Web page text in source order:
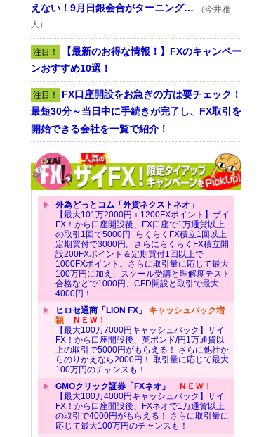
えない！9月日銀会合がターニング…
（今井雅
人）
注目！ 【最新のお得な情報！】FXのキャンペー
ンおすすめ10選！
注目！ FX口座開設をお急ぎの方は要チェック！
最短30分～当日中に手続きが完了し、FX取引を
開始できる会社を一覧で紹介！
外為どっとコム「外貨ネクストネオ」
【最大101万2000円＋1200FXポイント】ザイ
FX！から口座開設後、FX口座で1万通貨以上
の取引1回で5000円+らくらくFX積立1回以上
定期買付で3000円。さらにらくらくFX積立開
設200FXポイント＆定期買付1回以上で
1000FXポイント。さらに取引量に応じて最大
100万円に加え、スクール受講と理解度テスト
合格などで1000円、CFD開設と取引で最大
4000円！
ヒロセ通商「LION FX」 キャッシュバック増
額ＮＥＷ！
【最大100万7000円キャッシュバック】ザイ
FX！から口座開設後、英ポンド/円1万通貨以
上の取引で5000円がもらえる！ さらに他社か
らのりかえなら2000円！ 取引量に応じて最大
100万円のチャンスも！
GMOクリック証券「FXネオ」
ＮＥＷ！
【最大100万4000円キャッシュバック】ザイ
FX！から口座開設後、FXネオで1万通貨以上
の取引で4000円がもらえる！ さらに取引量に
応じて最大100万円のチャンスも！